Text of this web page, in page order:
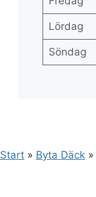
Lördag
Söndag
Start » Byta Däck »